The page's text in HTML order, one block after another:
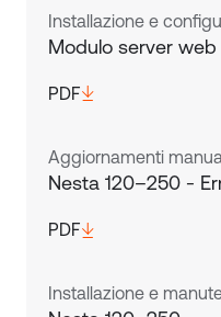
Installazione e
Modulo server
PDF
Aggiornamenti
Nesta 120–250 -
PDF
Installazione e